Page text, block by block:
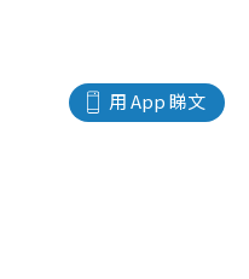
用 App 睇文